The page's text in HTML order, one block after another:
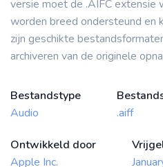
versie moet de .AIFC extensie
worden breed ondersteund en
zijn geschikte
archiveren van de originele
Bestandstype
Audio
.aiff
Ontwikkeld door
Apple Inc.